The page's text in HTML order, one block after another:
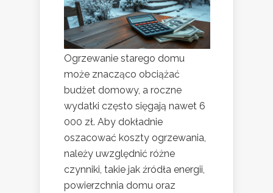
Ogrzewanie starego domu
może znacząco obciążać
budżet domowy, a roczne
wydatki często sięgają nawet 6
000 zł. Aby dokładnie
oszacować koszty ogrzewania,
należy uwzględnić różne
czynniki, takie jak źródła energii,
powierzchnia domu oraz